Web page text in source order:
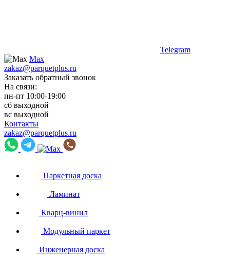
Telegram
Max
zakaz@parquetplus.ru
Заказать обратный звонок
На связи:
пн-пт 10:00-19:00
сб выходной
вс выходной
Контакты
zakaz@parquetplus.ru
Паркетная доска
Ламинат
Кварц-винил
Модульный паркет
Инженерная доска